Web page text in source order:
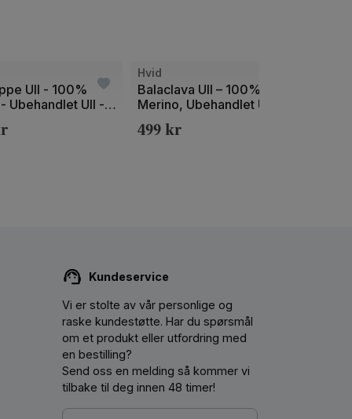
Ull - 100%
Ubehandlet Ull -
Bilde
av
Hvid
Balaclava Ull – 100%
Merino, Ubehandlet Ull |
499kr
Kundeservice
Vi er stolte av vår personlige og
raske kundestøtte. Har du spørsmål
om et produkt eller utfordring med
en bestilling?
Send oss ​​en melding så kommer vi
tilbake til deg innen 48 timer!